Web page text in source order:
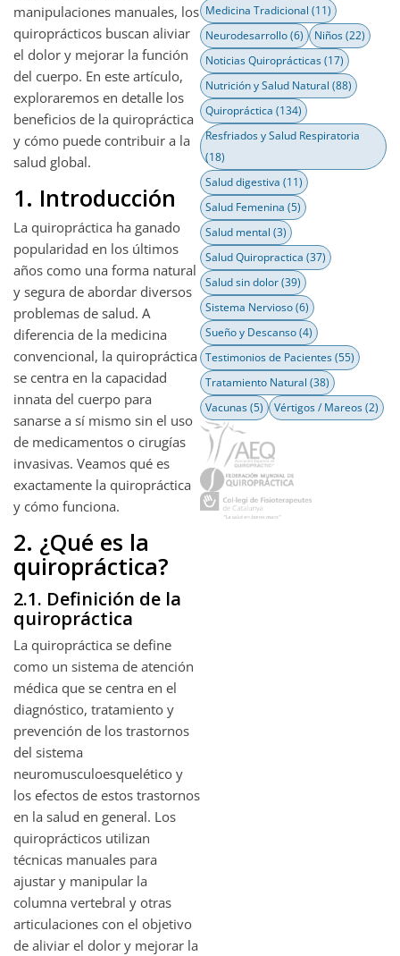
manipulaciones manuales, los
quiroprácticos buscan aliviar
el dolor y mejorar la función
del cuerpo. En este artículo,
exploraremos en detalle los
beneficios de la quiropráctica
y cómo puede contribuir a la
salud global.
1. Introducción
La quiropráctica ha ganado
popularidad en los últimos
años como una forma natural
y segura de abordar diversos
problemas de salud. A
diferencia de la medicina
convencional, la quiropráctica
se centra en la capacidad
innata del cuerpo para
sanarse a sí mismo sin el uso
de medicamentos o cirugías
invasivas. Veamos qué es
exactamente la quiropráctica
y cómo funciona.
2. ¿Qué es la
quiropráctica?
2.1. Definición de la
quiropráctica
La quiropráctica se define
como un sistema de atención
médica que se centra en el
diagnóstico, tratamiento y
prevención de los trastornos
del sistema
neuromusculoesquelético y
los efectos de estos trastornos
en la salud en general. Los
quiroprácticos utilizan
técnicas manuales para
ajustar y manipular la
columna vertebral y otras
articulaciones con el objetivo
de aliviar el dolor y mejorar la
Medicina Tradicional (11)
Neurodesarrollo(6) Niños(22)
Noticias Quiroprácticas(17)
Nutrición y Salud Natural (88)
Quiropráctica (134)
Resfriados y Salud Respiratoria
(18)
Salud digestiva (11)
Salud Femenina (5)
Salud mental (3)
Salud Quiropractica (37)
Salud sin dolor(39)
Sistema Nervioso(6)
Sueño y Descanso(4)
Testimonios de Pacientes(55)
Tratamiento Natural (38)
Vacunas(5) Vértigos / Mareos(2)